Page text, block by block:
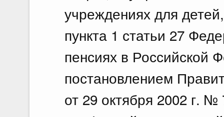
учреждениях для
пункта 1 статьи 27
пенсиях в Российской
постановлением
от 29 октября 2002 г.